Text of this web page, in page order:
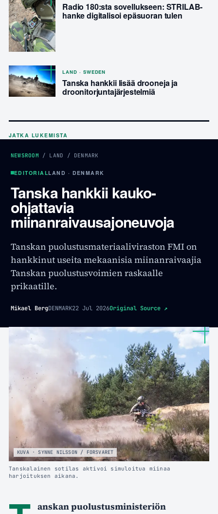
Radio 180:sta sovellukseen: STRILAB-
hanke digitalisoi epäsuoran tulen
LAND · SWEDEN
Tanska hankkii lisää drooneja ja
droonitorjuntajärjestelmiä
JATKA LUKEMISTA
NEWSROOM / LAND / DENMARK
EDITORIALLAND · DENMARK
Tanska hankkii kauko-
ohjattavia
miinanraivausajoneuvoja
Tanskan puolustusmateriaaliviraston FMI on
hankkinut useita mekaanisia miinanraivaajia
Tanskan puolustusvoimien raskaalle
prikaatille.
Mikael BergDENMARK22 Jul 2026Original Source ↗
KUVA · SYNNE NILSSON / FORSVARET
Tanskalainen sotilas aktivoi simuloitua miinaa
harjoituksen aikana.
anskan puolustusministeriön